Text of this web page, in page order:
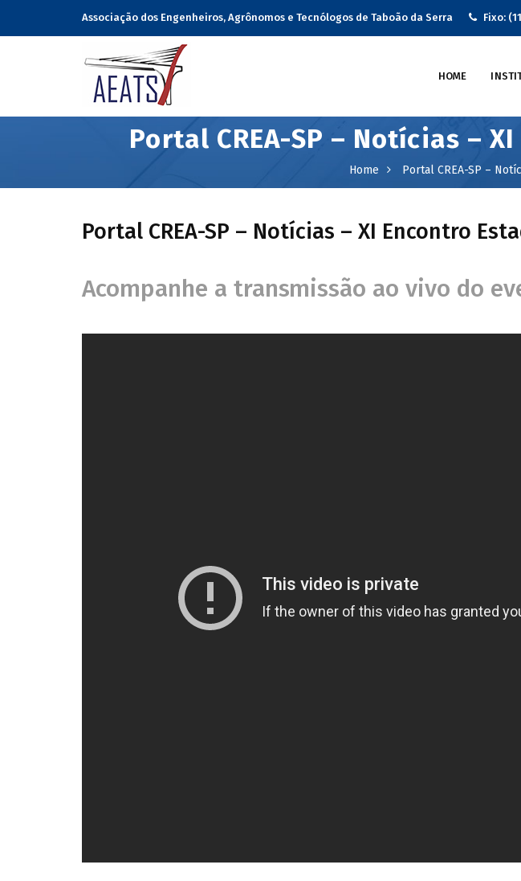
Associação dos Engenheiros, Agrônomos e Tecnólogos de Taboão da Serra Fixo:
HOME
Portal CREA-SP – Notícias –
Home Portal CREA-SP –
Portal CREA-SP – Notícias – XI Encontro
Acompanhe a transmissão ao vivo do